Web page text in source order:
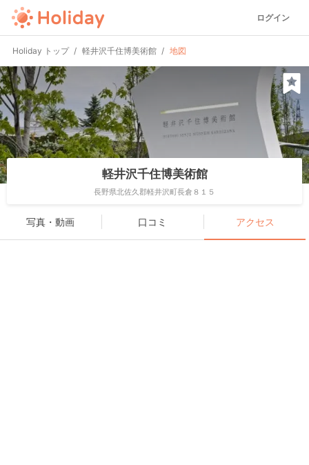
ログイン
Holiday トップ 軽井沢千住博美術館 地図
軽井沢千住博美術館
長野県北佐久郡軽井沢町長倉８１５
写真・動画 口コミ アクセス